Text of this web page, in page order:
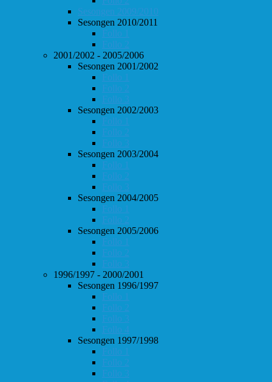
Sesongen 2009/2010
Sesongen 2010/2011
Follo 1
Follo 2
2001/2002 - 2005/2006
Sesongen 2001/2002
Follo 1
Follo 2
Follo 3
Sesongen 2002/2003
Follo 1
Follo 2
Follo 3
Sesongen 2003/2004
Follo 1
Follo 2
Follo 3
Sesongen 2004/2005
Follo 1
Follo 2
Sesongen 2005/2006
Follo 1
Follo 2
Follo 3
1996/1997 - 2000/2001
Sesongen 1996/1997
Follo 1
Follo 2
Follo 3
Follo 4
Sesongen 1997/1998
Follo 1
Follo 2
Follo 3